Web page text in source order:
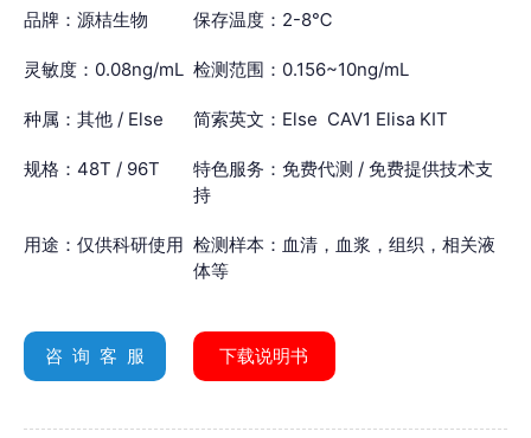
品牌：源桔生物 保存温度：2-8℃
灵敏度：0.08ng/mL 检测范围：0.156~10ng/mL
种属：其他 / Else 简索英文：Else CAV1 Elisa KIT
规格：48T / 96T
特色服务：免费代测 / 免费提供技术支
持
用途：仅供科研使用 检测样本：血清，血浆，组织，相关液
体等
咨 询 客 服 下载说明书